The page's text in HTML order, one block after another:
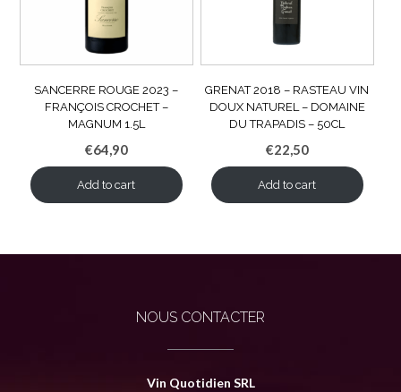
SANCERRE ROUGE 2023 –
FRANÇOIS CROCHET –
MAGNUM 1.5L
€64,90
Add to cart
GRENAT 2018 – RASTEAU VIN
DOUX NATUREL – DOMAINE
DU TRAPADIS – 50CL
€22,50
Add to cart
NOUS CONTACTER
Vin Quotidien SRL